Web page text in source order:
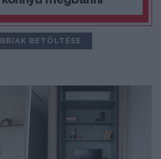
BETÖLTÉSE